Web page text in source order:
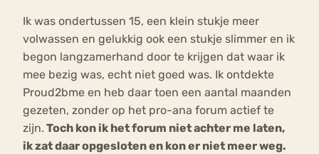
Ik was ondertussen 15, een klein stukje meer
volwassen en gelukkig ook een stukje slimmer en ik
begon langzamerhand door te krijgen dat waar ik
mee bezig was, echt niet goed was. Ik ontdekte
Proud2bme en heb daar toen een aantal maanden
gezeten, zonder op het pro-ana forum actief te
zijn. Toch kon ik het forum niet achter me laten,
ik zat daar opgesloten en kon er niet meer weg.